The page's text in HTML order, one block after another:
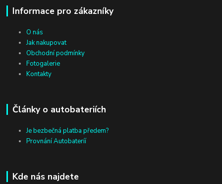
Informace pro zákazníky
O nás
Jak nakupovat
Obchodní podmínky
Fotogalerie
Kontakty
Články o autobateriích
Je bezbečná platba předem?
Provnání Autobateríí
Kde nás najdete